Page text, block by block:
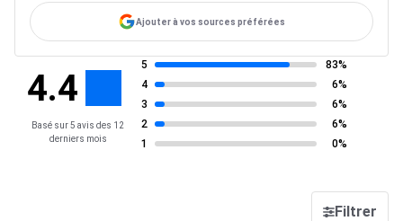
Ajouter à vos sources préférées
4.4
Basé sur 5 avis des 12
derniers mois
5
83%
4
6%
3
6%
2
6%
1
0%
Filtrer